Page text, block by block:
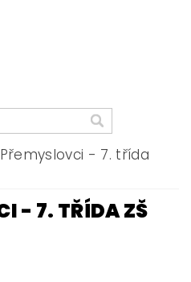
Přemyslovci - 7. třída
- 7. TŘÍDA ZŠ